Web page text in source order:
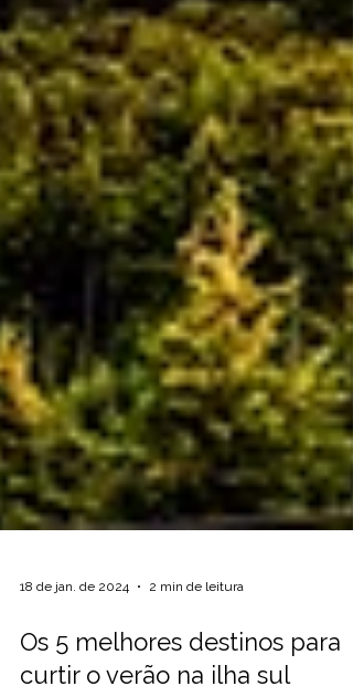
18 de jan. de 2024 2 min de leitura
Os 5 melhores destinos para